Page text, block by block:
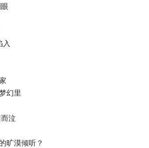
幻里
泣
旷漠倾听？